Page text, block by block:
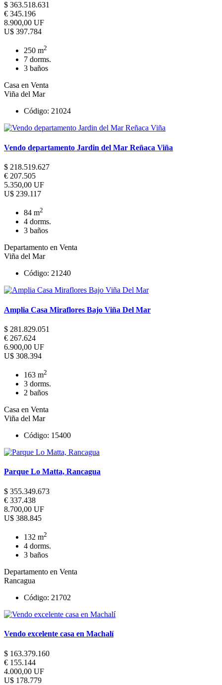
$ 363.518.631
€ 345.196
8.900,00 UF
U$ 397.784
250 m2
7 dorms.
3 baños
Casa en Venta
Viña del Mar
Código: 21024
Vendo departamento Jardin del Mar Reñaca Viña
$ 218.519.627
€ 207.505
5.350,00 UF
U$ 239.117
84 m2
4 dorms.
3 baños
Departamento en Venta
Viña del Mar
Código: 21240
Amplia Casa Miraflores Bajo Viña Del Mar
$ 281.829.051
€ 267.624
6.900,00 UF
U$ 308.394
163 m2
3 dorms.
2 baños
Casa en Venta
Viña del Mar
Código: 15400
Parque Lo Matta, Rancagua
$ 355.349.673
€ 337.438
8.700,00 UF
U$ 388.845
132 m2
4 dorms.
3 baños
Departamento en Venta
Rancagua
Código: 21702
Vendo excelente casa en Machalí
$ 163.379.160
€ 155.144
4.000,00 UF
U$ 178.779